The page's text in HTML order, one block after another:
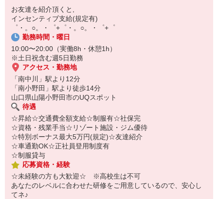
￣￣￣￣￣￣￣￣￣
自宅に居ながらスマホでカンタン面接OK！
オンライン面談なのでスピード対応。
即日登録もOK♪
気になった方はお気軽にご相談ください！
お友達を紹介頂くと,
インセンティブ支給(規定有)
゜・。○。・゜+゜・。○。・゜+゜
勤務時間・曜日
10:00〜20:00（実働8h・休憩1h）
※土日祝含む週5日勤務
アクセス・勤務地
「南中川」駅より12分
「南小野田」駅より徒歩14分
山口県山陽小野田市のUQスポット
待遇
☆昇給☆交通費全額支給☆制服有☆社保完
☆資格・残業手当☆リゾート施設・ジム優待
☆特別ボーナス最大5万円(規定)☆友達紹介
☆車通勤OK☆正社員登用制度有
☆制服貸与
応募資格・経験
☆未経験の方も大歓迎☆ ※高校生は不可
あなたのレベルに合わせた研修をご用意しているので、安心し
てネ♪